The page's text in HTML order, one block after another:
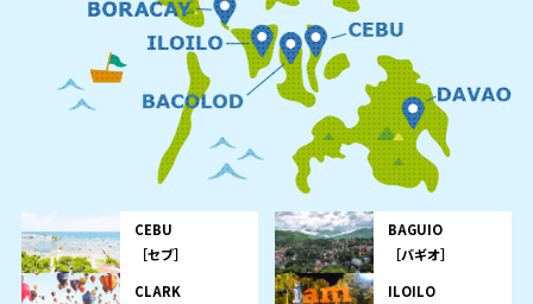
CEBU
［セブ］
BAGUIO
［バギオ］
CLARK
ILOILO